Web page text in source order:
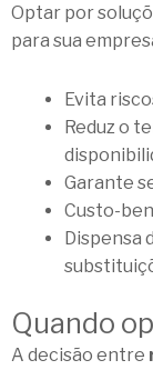
Optar por
para sua
Evita
Reduz o
Garante
Custo-
Dispensa
Quando
A decisão entre